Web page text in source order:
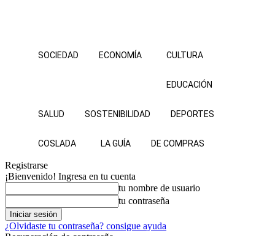
SOCIEDAD ECONOMÍA CULTURA
EDUCACIÓN
SALUD SOSTENIBILIDAD DEPORTES
COSLADA LA GUÍA DE COMPRAS
Registrarse
¡Bienvenido! Ingresa en tu cuenta
tu nombre de usuario
tu contraseña
¿Olvidaste tu contraseña? consigue ayuda